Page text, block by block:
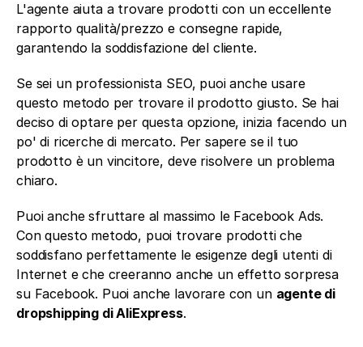
L'agente aiuta a trovare prodotti con un eccellente
rapporto qualità/prezzo e consegne rapide,
garantendo la soddisfazione del cliente.
Se sei un professionista SEO, puoi anche usare
questo metodo per trovare il prodotto giusto. Se hai
deciso di optare per questa opzione, inizia facendo un
po' di ricerche di mercato. Per sapere se il tuo
prodotto è un vincitore, deve risolvere un problema
chiaro.
Puoi anche sfruttare al massimo le Facebook Ads.
Con questo metodo, puoi trovare prodotti che
soddisfano perfettamente le esigenze degli utenti di
Internet e che creeranno anche un effetto sorpresa
su Facebook. Puoi anche lavorare con un agente di
dropshipping di AliExpress.